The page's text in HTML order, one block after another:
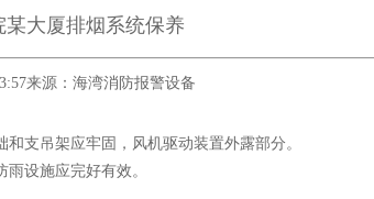
大厦排烟系统保养
来源： 海湾消防报警设备
支吊架应牢固，风机驱动装置外露部分。
设施应完好有效。